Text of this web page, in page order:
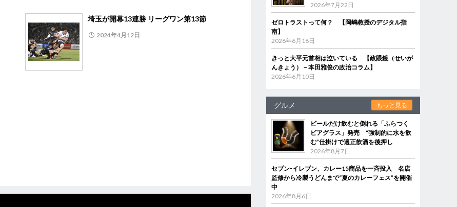
埼玉が開幕13連勝 リーグワン第13節
2024年4月12日
2026年7月22日
ゼロトラストって何？ 【岡嶋教授のデジタル指
南】
2026年6月18日
きっと大平元首相は泣いている 【政眼鏡（せいが
んきょう）－本田雅俊の政治コラム】
2026年6月10日
グルメ もっと見る
ビールだけ飲むと倒れる「ふらつく
ビアグラス」発売 “強制的に水を飲
む”仕掛けで適正飲酒を後押し
2026年8月7日
セブン‐イレブン、カレー15商品を一斉投入 名店
監修から冷製うどんまで“夏のカレーフェス”を開催
中
2026年8月6日